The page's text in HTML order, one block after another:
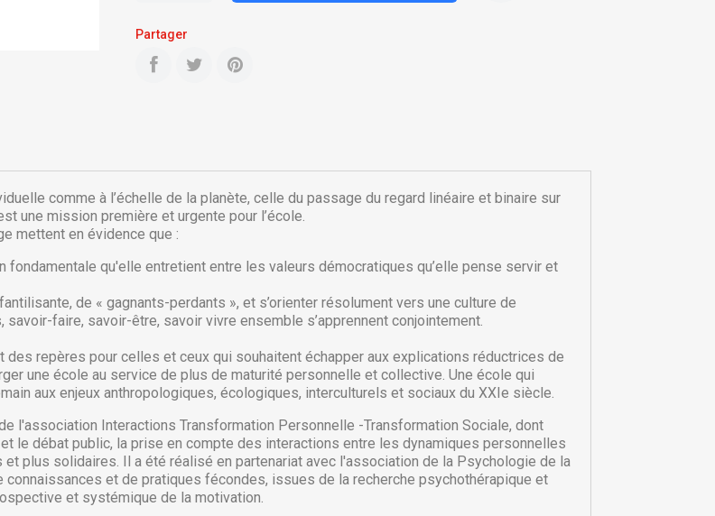
liste d'envies ×
liste
d'envies ×
×
pour ajouter des produits à votre liste
Partager
comme à l’échelle de la planète, celle du passage du regard linéaire et binaire sur
une mission première et urgente pour l’école.
mettent en évidence que :
fondamentale qu'elle entretient entre les valeurs démocratiques qu’elle pense servir et
de « gagnants-perdants », et s’orienter résolument vers une culture de
faire, savoir-être, savoir vivre ensemble s’apprennent conjointement.
repères pour celles et ceux qui souhaitent échapper aux explications réductrices de
une école au service de plus de maturité personnelle et collective. Une école qui
aux enjeux anthropologiques, écologiques, interculturels et sociaux du XXIe siècle.
l'association Interactions Transformation Personnelle -Transformation Sociale, dont
le débat public, la prise en compte des interactions entre les dynamiques personnelles
plus solidaires. Il a été réalisé en partenariat avec l'association de la Psychologie de la
et de pratiques fécondes, issues de la recherche psychothérapique et
et systémique de la motivation.